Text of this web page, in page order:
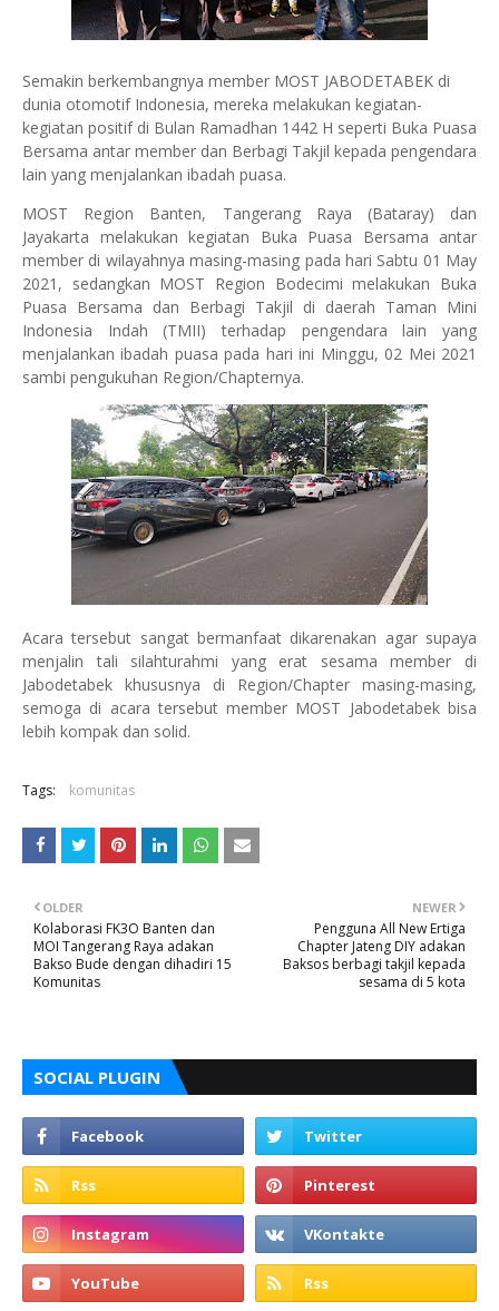
Semakin berkembangnya member MOST JABODETABEK di
dunia otomotif Indonesia, mereka melakukan kegiatan-
kegiatan positif di Bulan Ramadhan 1442 H seperti Buka Puasa
Bersama antar member dan Berbagi Takjil kepada pengendara
lain yang menjalankan ibadah puasa.
MOST Region Banten, Tangerang Raya (Bataray) dan
Jayakarta melakukan kegiatan Buka Puasa Bersama antar
member di wilayahnya masing-masing pada hari Sabtu 01 May
2021, sedangkan MOST Region Bodecimi melakukan Buka
Puasa Bersama dan Berbagi Takjil di daerah Taman Mini
Indonesia Indah (TMII) terhadap pengendara lain yang
menjalankan ibadah puasa pada hari ini Minggu, 02 Mei 2021
sambi pengukuhan Region/Chapternya.
Acara tersebut sangat bermanfaat dikarenakan agar supaya
menjalin tali silahturahmi yang erat sesama member di
Jabodetabek khususnya di Region/Chapter masing-masing,
semoga di acara tersebut member MOST Jabodetabek bisa
lebih kompak dan solid.
Tags: komunitas
NEWER
Pengguna All New Ertiga
Chapter Jateng DIY adakan
Baksos berbagi takjil kepada
sesama di 5 kota
OLDER
Kolaborasi FK3O Banten dan
MOI Tangerang Raya adakan
Bakso Bude dengan dihadiri 15
Komunitas
SOCIAL PLUGIN